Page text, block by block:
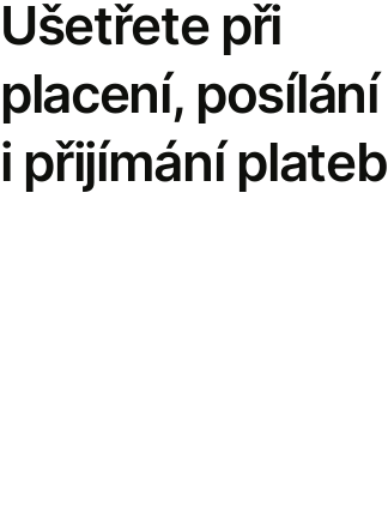
Ušetřete při
placení, posílání
i přijímání plateb